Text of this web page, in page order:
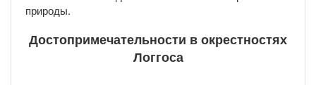
природы.
Достопримечательности в окрестностях
Логгоса